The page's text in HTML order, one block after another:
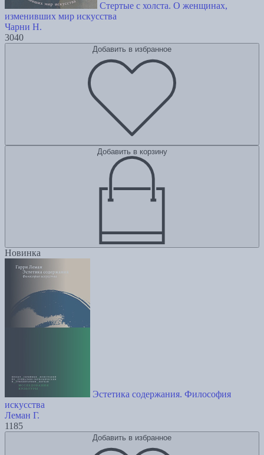
Стертые с холста. О женщинах,
изменивших мир искусства
Чарни Н.
3040
Добавить в избранное
Добавить в корзину
Новинка
Эстетика содержания. Философия
искусства
Леман Г.
1185
Добавить в избранное